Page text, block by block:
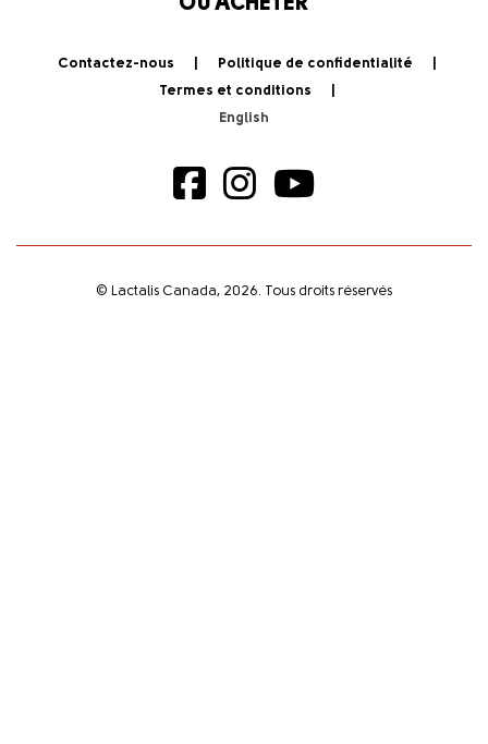
OÙ ACHETER
Contactez-nous
Politique de confidentialité
Termes et conditions
© Lactalis Canada, 2026. Tous droits réservés